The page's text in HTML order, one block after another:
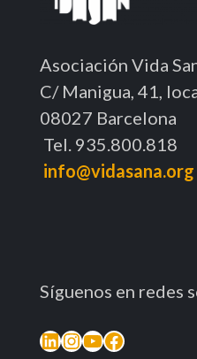
Asociación Vida
C/ Manigua, 41,
08027 Barcelona
Tel. 935.800.818
info@vidasana.org
Síguenos en redes
LinkedIn
Instagram
YouTube
Facebook